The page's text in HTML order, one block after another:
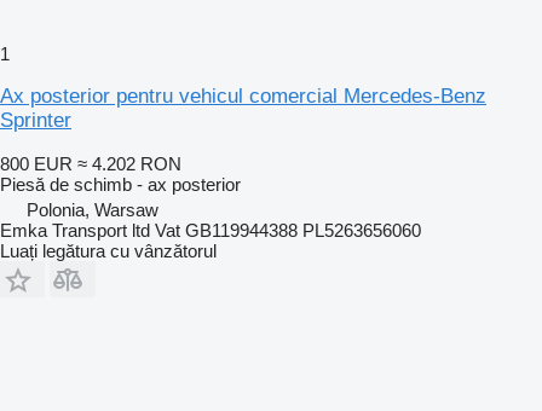
1
Ax posterior pentru vehicul comercial Mercedes-Benz
Sprinter
800 EUR ≈ 4.202 RON
Piesă de schimb - ax posterior
Polonia, Warsaw
Emka Transport ltd Vat GB119944388 PL5263656060
Luați legătura cu vânzătorul